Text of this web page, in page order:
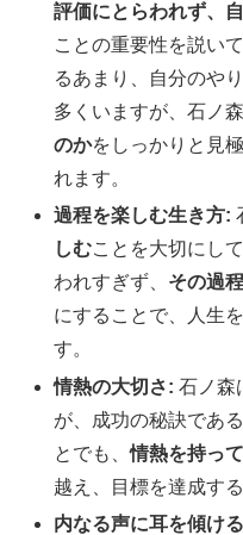
評価にとらわれず、
ことの重要性を説い
るあまり、自分のや
多くいますが、石ノ森
のかをしっかりと見
れます。
過程を楽しむ生き方:
しむことを大切にし
われすぎず、 その過
にすることで、人生
す。
情熱の大切さ: 石ノ森
が、成功の秘訣であ
とでも、情熱を持っ
越え、目標を達成す
内なる声に耳を傾け